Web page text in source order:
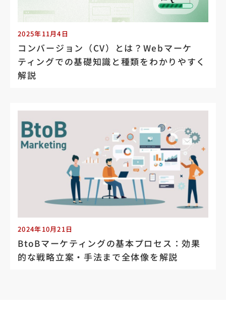
2025年11月4日
コンバージョン（CV）とは？Webマーケ
ティングでの基礎知識と種類をわかりやすく
解説
2024年10月21日
BtoBマーケティングの基本プロセス：効果
的な戦略立案・手法まで全体像を解説